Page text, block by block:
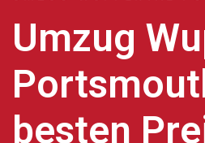
Umzug
besten